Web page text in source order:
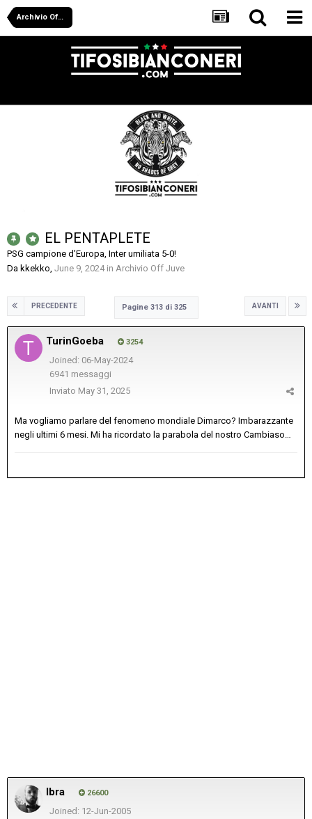
Archivio Off Juve
EL PENTAPLETE
PSG campione d’Europa, Inter umiliata 5-0!
Da kkekko, June 9, 2024in Archivio Off Juve
PRECEDENTE AVANTI
Pagine 313 di 325
TurinGoeba 3254
Joined: 06-May-2024
6941 messaggi
Inviato May 31, 2025
Ma vogliamo parlare del fenomeno mondiale Dimarco? Imbarazzante
negli ultimi 6 mesi. Mi ha ricordato la parabola del nostro Cambiaso…
Ibra 26600
Joined: 12-Jun-2005